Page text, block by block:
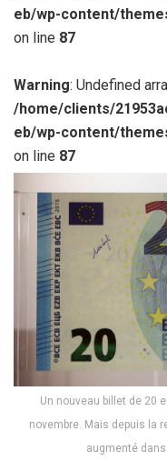
eb/wp-content/
on line 87
Warning: Undefined
/home/clients/
eb/wp-content/
on line 87
Un nouveau billet de 20
novembre. Mais depuis la
augmenté